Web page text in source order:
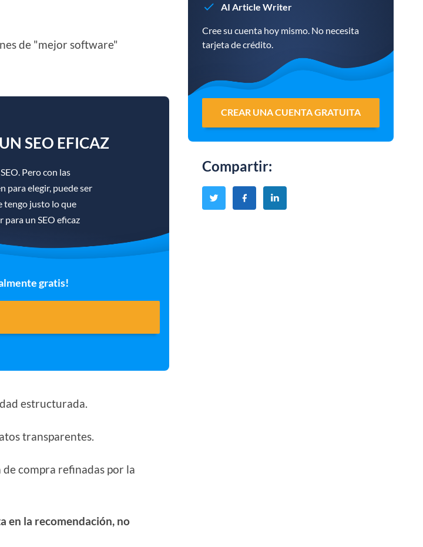
de "mejor software"
SEO EFICAZ
Pero con las
para elegir, puede ser
tengo justo lo que
un SEO eficaz
gratis!
estructurada.
transparentes.
compra refinadas por la
en la recomendación, no
AI Article Writer
Cree su cuenta hoy mismo. No necesita
tarjeta de crédito.
CREAR UNA CUENTA GRATUITA
Compartir: